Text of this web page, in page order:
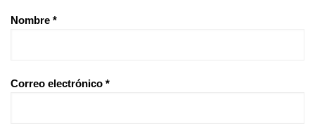
Nombre *
Correo electrónico *